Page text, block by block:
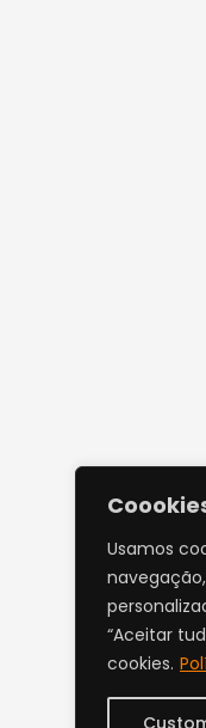
Usamos
“Aceitar
cookies.